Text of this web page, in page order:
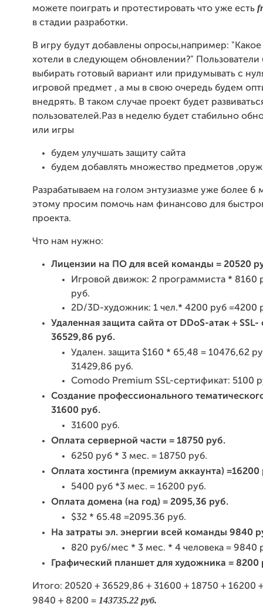
можете поиграть и протестировать что уже есть
в стадии разработки.
В игру будут добавлены опросы,например:
хотели в следующем обновлении?" Пользователи
выбирать готовый вариант или придумывать с
игровой предмет , а мы в свою очередь будем
внедрять. В таком случае проект будет
пользователей.Раз в неделю будет стабильно
или игры
будем улучшать защиту сайта
будем добавлять множество предметов
Разрабатываем на голом энтузиазме уже более 6
этому просим помочь нам финансово для
проекта.
Что нам нужно:
Лицензии на ПО для всей команды = 20520
Игровой движок: 2 программиста * 8160
руб.
2D/3D-художник: 1 чел.* 4200 руб =4200
Удаленная защита сайта от DDoS-атак + SSL-
36529,86 руб.
Удален. защита $160 * 65,48 = 10476,62
31429,86 руб.
Comodo Premium SSL-сертификат: 5100
Создание профессионального
31600 руб.
31600 руб.
Оплата серверной части = 18750 руб.
6250 руб * 3 мес. = 18750 руб.
Оплата хостинга (премиум аккаунта) =16200
5400 руб *3 мес. = 16200 руб.
Оплата домена (на год) = 2095,36 руб.
$32 * 65.48 =2095.36 руб.
На затраты эл. энергии всей команды 9840
820 руб/мес * 3 мес. * 4 человека = 9840
Графический планшет для художника = 8200
Итого: 20520 + 36529,86 + 31600 + 18750 + 16200
9840 + 8200 = 143735.22 руб.